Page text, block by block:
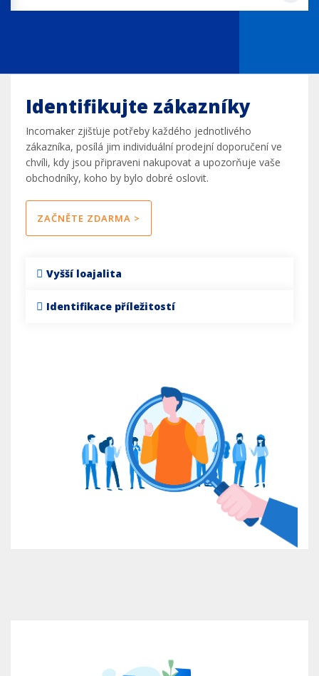
Identifikujte zákazníky
Incomaker zjišťuje potřeby každého jednotlivého
zákazníka, posílá jim individuální prodejní doporučení ve
chvíli, kdy jsou připraveni nakupovat a upozorňuje vaše
obchodníky, koho by bylo dobré oslovit.
ZAČNĚTE ZDARMA >
Vyšší loajalita
Identifikace příležitostí